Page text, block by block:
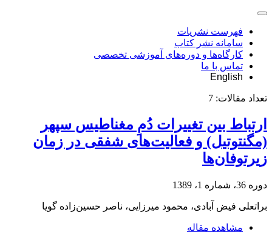
فهرست نشریات
سامانه نشر کتاب
کارگاه‌ها و دوره‌های آموزشی تخصصی
تماس با ما
English
تعداد مقالات: 7
ارتباط بین تغییرات دُمِ مغناطیس سپهر
(مگنتوتیل) و فعالیت‌های شفقی در زمان
زیرتوفان‌ها
دوره 36، شماره 1، 1389
براتعلی فیض آبادی، محمود میرزایی، ناصر حسین‌زاده گویا
مشاهده مقاله